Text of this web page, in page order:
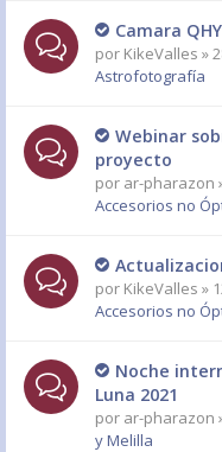
Camara
por KikeValles »
Astrofotografía
Webinar
proyecto
por ar-pharazon
Accesorios no
por KikeValles »
Accesorios no
Noche
Luna 2021
por ar-pharazon
y Melilla